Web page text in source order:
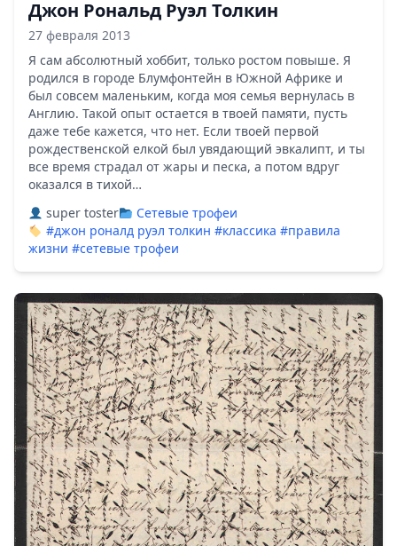
Джон Рональд Руэл Толкин
27 февраля 2013
Я сам абсолютный хоббит, только ростом повыше. Я
родился в городе Блумфонтейн в Южной Африке и
был совсем маленьким, когда моя семья вернулась в
Англию. Такой опыт остается в твоей памяти, пусть
даже тебе кажется, что нет. Если твоей первой
рождественской елкой был увядающий эвкалипт, и ты
все время страдал от жары и песка, а потом вдруг
оказался в тихой…
super toster
Сетевые трофеи
#джон роналд руэл толкин #классика #правила
жизни #сетевые трофеи